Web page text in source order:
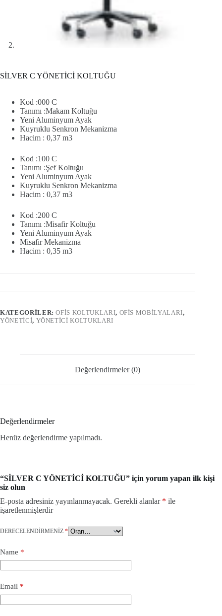
SİLVER C YÖNETİCİ KOLTUĞU
Kod :000 C
Tanımı :Makam Koltuğu
Yeni Aluminyum Ayak
Kuyruklu Senkron Mekanizma
Hacim : 0,37 m3
Kod :100 C
Tanımı :Şef Koltuğu
Yeni Aluminyum Ayak
Kuyruklu Senkron Mekanizma
Hacim : 0,37 m3
Kod :200 C
Tanımı :Misafir Koltuğu
Yeni Aluminyum Ayak
Misafir Mekanizma
Hacim : 0,35 m3
KATEGORILER:OFİS KOLTUKLARI, OFIS MOBILYALARI,
YÖNETİCİ, YÖNETİCİ KOLTUKLARI
Değerlendirmeler (0)
Değerlendirmeler
Henüz değerlendirme yapılmadı.
“SİLVER C YÖNETİCİ KOLTUĞU” için yorum yapan ilk kişi
siz olun
E-posta adresiniz yayınlanmayacak. Gerekli alanlar * ile
işaretlenmişlerdir
DERECELENDIRMENIZ *
Name *
Email *